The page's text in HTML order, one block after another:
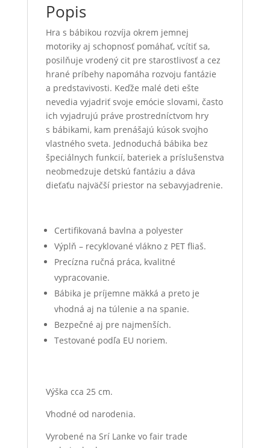
Popis
Hra s bábikou rozvíja okrem jemnej
motoriky aj schopnosť pomáhať, vcítiť sa,
posilňuje vrodený cit pre starostlivosť a cez
hrané príbehy napomáha rozvoju fantázie
a predstavivosti. Keďže malé deti ešte
nevedia vyjadriť svoje emócie slovami, často
ich vyjadrujú práve prostredníctvom hry
s bábikami, kam prenášajú kúsok svojho
vlastného sveta. Jednoduchá bábika bez
špeciálnych funkcií, bateriek a príslušenstva
neobmedzuje detskú fantáziu a dáva
dieťaťu najväčší priestor na sebavyjadrenie.
Certifikovaná bavlna a polyester
Výplň – recyklované vlákno z PET fliaš.
Precízna ručná práca, kvalitné
vypracovanie.
Bábika je príjemne mäkká a preto je
vhodná aj na túlenie a na spanie.
Bezpečné aj pre najmenších.
Testované podľa EU noriem.
Výška cca 25 cm.
Vhodné od narodenia.
Vyrobené na Srí Lanke vo fair trade